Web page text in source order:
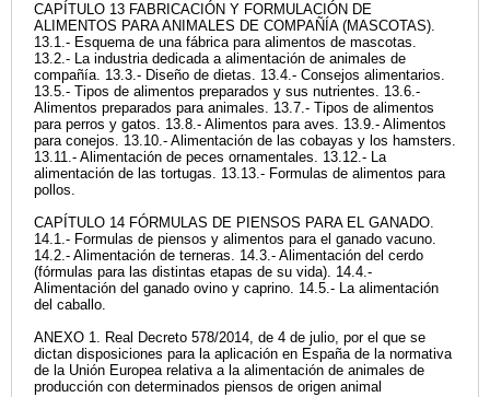
CAPÍTULO 13 FABRICACIÓN Y FORMULACIÓN DE
ALIMENTOS PARA ANIMALES DE COMPAÑÍA (MASCOTAS).
13.1.- Esquema de una fábrica para alimentos de mascotas.
13.2.- La industria dedicada a alimentación de animales de
compañía. 13.3.- Diseño de dietas. 13.4.- Consejos alimentarios.
13.5.- Tipos de alimentos preparados y sus nutrientes. 13.6.-
Alimentos preparados para animales. 13.7.- Tipos de alimentos
para perros y gatos. 13.8.- Alimentos para aves. 13.9.- Alimentos
para conejos. 13.10.- Alimentación de las cobayas y los hamsters.
13.11.- Alimentación de peces ornamentales. 13.12.- La
alimentación de las tortugas. 13.13.- Formulas de alimentos para
pollos.
CAPÍTULO 14 FÓRMULAS DE PIENSOS PARA EL GANADO.
14.1.- Formulas de piensos y alimentos para el ganado vacuno.
14.2.- Alimentación de terneras. 14.3.- Alimentación del cerdo
(fórmulas para las distintas etapas de su vida). 14.4.-
Alimentación del ganado ovino y caprino. 14.5.- La alimentación
del caballo.
ANEXO 1. Real Decreto 578/2014, de 4 de julio, por el que se
dictan disposiciones para la aplicación en España de la normativa
de la Unión Europea relativa a la alimentación de animales de
producción con determinados piensos de origen animal